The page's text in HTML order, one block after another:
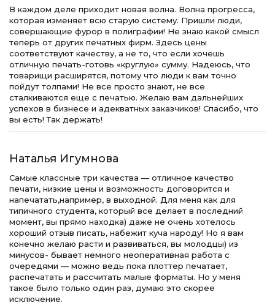
В каждом деле приходит новая волна. Волна прогресса,
которая изменяет всю старую систему. Пришли люди,
совершающие фурор в полиграфии! Не знаю какой смысл
теперь от других печатных фирм. Здесь цены
соответствуют качеству, а не то, что если хочешь
отличную печать-готовь «круглую» сумму. Надеюсь, что
товарищи расширятся, потому что люди к вам точно
пойдут толпами! Не все просто знают, не все
сталкиваются еще с печатью. Желаю вам дальнейших
успехов в бизнесе и адекватных заказчиков! Спасибо, что
вы есть! Так держать!
Наталья Игумнова
Самые классные три качества — отличное качество
печати, низкие цены и возможность договорится и
напечатать,например, в выходной. Для меня как для
типичного студента, который все делает в последний
момент, вы прямо находка) даже не очень хотелось
хороший отзыв писать, набежит куча народу! Но я вам
конечно желаю расти и развиваться, вы молодцы) из
минусов- бывает немного неоперативная работа с
очередями — можно ведь пока плоттер печатает,
распечатать и рассчитать малые форматы. Но у меня
такое было только один раз, думаю это скорее
исключение.